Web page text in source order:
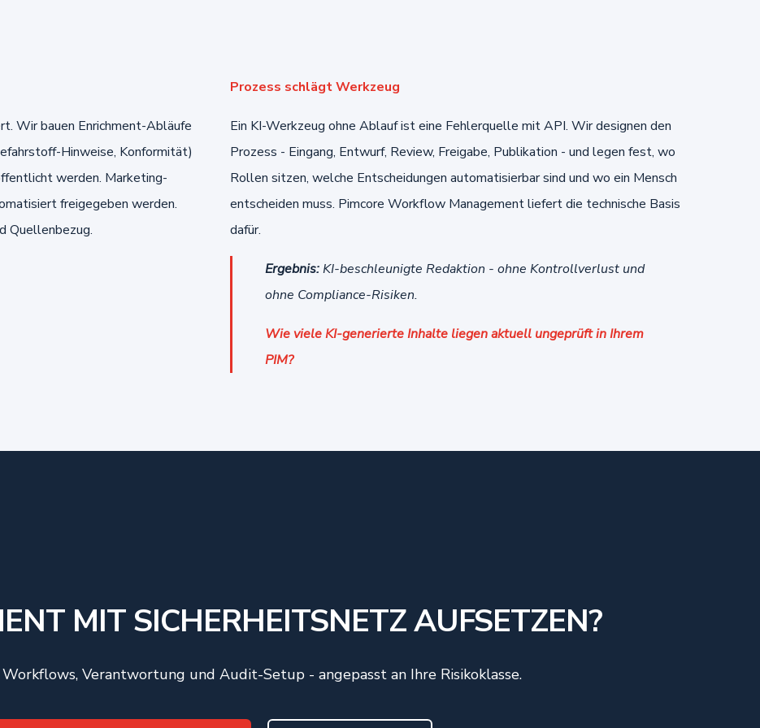
Wir bauen Enrichment-Abläufe
Hinweise, Konformität)
werden. Marketing-
freigegeben werden.
Quellenbezug.
Prozess schlägt Werkzeug
Ein KI-Werkzeug ohne Ablauf ist eine Fehlerquelle mit API. Wir designen den
Prozess - Eingang, Entwurf, Review, Freigabe, Publikation - und legen fest, wo
Rollen sitzen, welche Entscheidungen automatisierbar sind und wo ein Mensch
entscheiden muss. Pimcore Workflow Management liefert die technische Basis
dafür.
Ergebnis:KI-beschleunigte Redaktion - ohne Kontrollverlust und
ohne Compliance-Risiken.
Wie viele KI-generierte Inhalte liegen aktuell ungeprüft in Ihrem
PIM?
MIT SICHERHEITSNETZ AUFSETZEN?
Verantwortung und Audit-Setup - angepasst an Ihre Risikoklasse.